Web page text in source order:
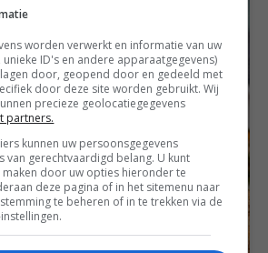
worden verwerkt en informatie van uw
ID's en andere apparaatgegevens)
door, geopend door en gedeeld met
door deze site worden gebruikt. Wij
precieze geolocatiegegevens
partners.
kunnen uw persoonsgegevens
van gerechtvaardigd belang. U kunt
door uw opties hieronder te
deze pagina of in het sitemenu naar
te beheren of in te trekken via de